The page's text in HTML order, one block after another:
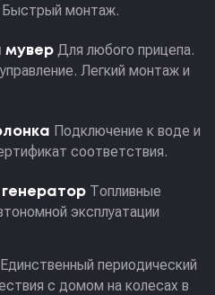
монтаж.
мувер Для любого прицепа.
Легкий монтаж и
Подключение к воде и
соответствия.
Топливные
эксплуатации
Единственный периодический
с домом на колесах в